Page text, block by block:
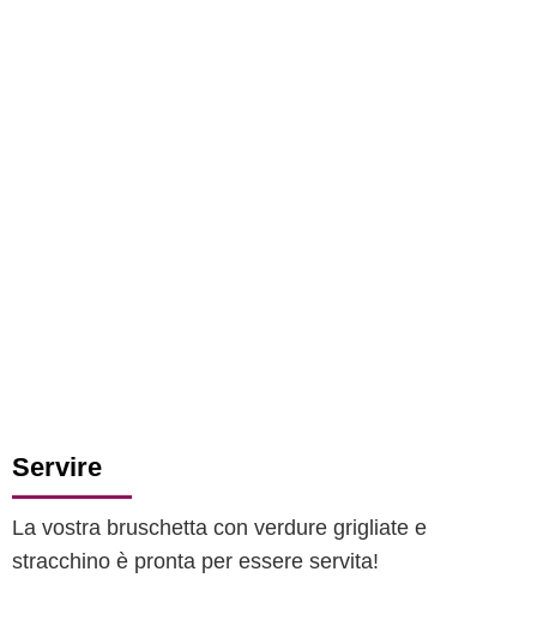
Servire
La vostra bruschetta con verdure grigliate e
stracchino è pronta per essere servita!